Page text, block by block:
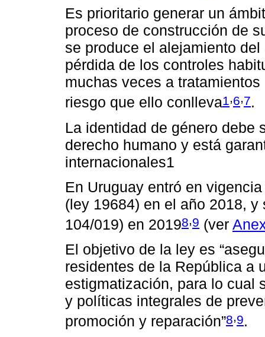
Es prioritario generar un
proceso de construcción de
se produce el alejamiento
pérdida de los controles
muchas veces a
riesgo que ello conlleva1 ,6,7.
La identidad de género debe
derecho humano y está
internacionales1
En Uruguay entró en
(ley 19684) en el año 2018,
104/019) en 20198,9 (ver
El objetivo de la ley es
residentes de la República a
estigmatización, para lo cual
y políticas integrales de
promoción y reparación”8,9.